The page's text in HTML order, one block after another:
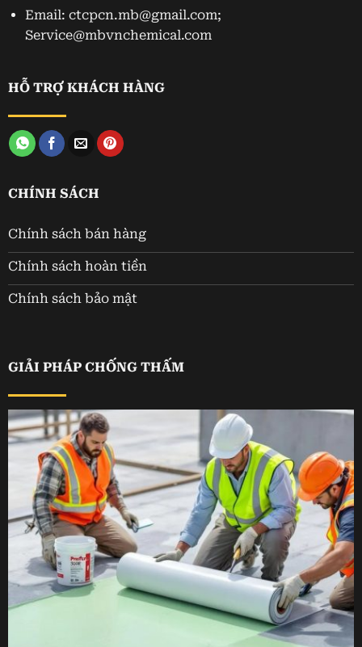
Email: ctcpcn.mb@gmail.com;
Service@mbvnchemical.com
HỖ TRỢ KHÁCH HÀNG
CHÍNH SÁCH
Chính sách bán hàng
Chính sách hoàn tiền
Chính sách bảo mật
GIẢI PHÁP CHỐNG THẤM